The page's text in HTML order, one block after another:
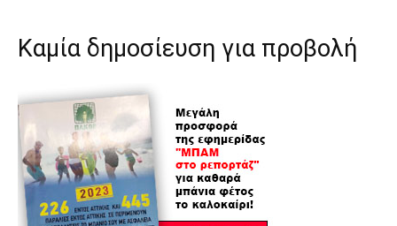
Καμία δημοσίευση για προβολή